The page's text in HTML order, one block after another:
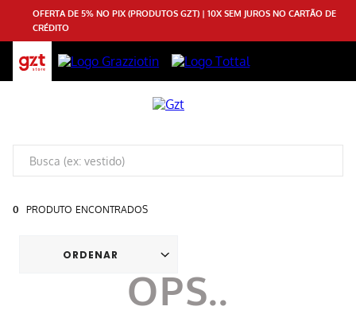
OFERTA DE 5% NO PIX (PRODUTOS GZT) | 10X SEM JUROS NO CARTÃO DE
CRÉDITO
0 PRODUTO